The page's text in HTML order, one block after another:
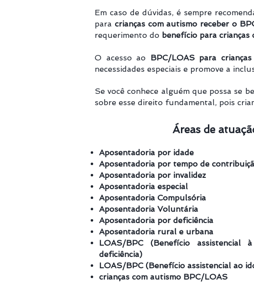
Em caso de dúvidas, é sempre
para crianças com autismo receber o
requerimento do benefício para
O acesso ao BPC/LOAS para
necessidades especiais e promove a
Se você conhece alguém que possa se
sobre esse direito fundamental, pois
Áreas de
Aposentadoria por idade
Aposentadoria por tempo de
Aposentadoria por invalidez
Aposentadoria especial
Aposentadoria Compulsória
Aposentadoria Voluntária
Aposentadoria por deficiência
Aposentadoria rural e urbana
LOAS/BPC (Benefício assistencial
deficiência)
LOAS/BPC (Benefício assistencial ao
crianças com autismo BPC/LOAS